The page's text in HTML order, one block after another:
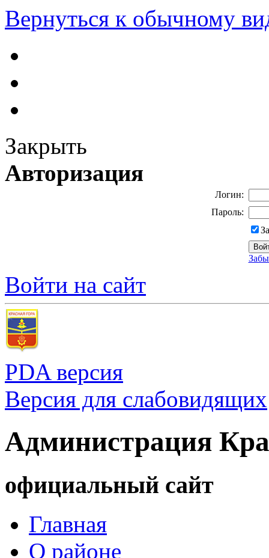
Вернуться к обычному
Закрыть
Авторизация
Логин:
Пароль:
Войти на сайт
PDA версия
Версия для слабовидящих
Администрация
официальный сайт
Главная
О районе